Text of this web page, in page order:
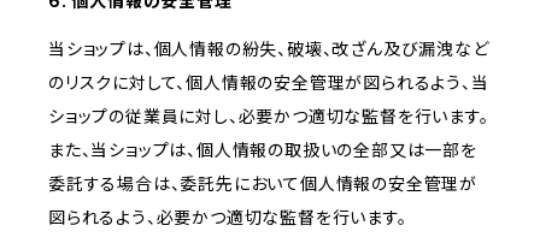
当ショップは、個人情報の紛失、破壊、改ざん及び漏洩など
のリスクに対して、個人情報の安全管理が図られるよう、当
ショップの従業員に対し、必要かつ適切な監督を行います。
また、当ショップは、個人情報の取扱いの全部又は一部を
委託する場合は、委託先において個人情報の安全管理が
図られるよう、必要かつ適切な監督を行います。